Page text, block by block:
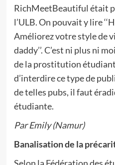
RichMeetBeautiful était
l’ULB. On pouvait y lire
Améliorez votre style de
daddy’’. C’est ni plus ni
de la prostitution
d’interdire ce type de
de telles pubs, il faut
étudiante.
Par Emily (Namur)
Banalisation de la